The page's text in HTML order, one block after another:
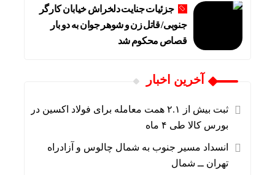
جزئیات جنایت دلخراش خیابان کارگر
جنوبی/ قاتل زن و شوهر جوان به دو بار
قصاص محکوم شد
آخرین اخبار
ثبت بیش از ۲.۱ همت معامله برای فولاد اکسین در
بورس کالا طی ۴ ماه
انسداد مسیر جنوب به شمال چالوس و آزادراه
تهران ــ شمال